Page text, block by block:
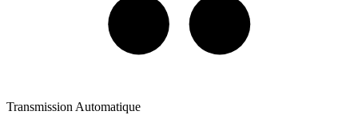
Transmission Automatique